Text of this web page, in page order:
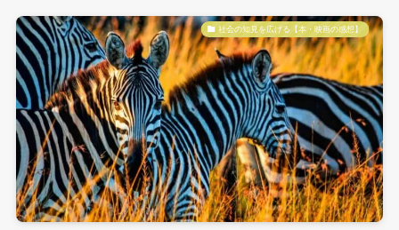
社会の知見を広げる【本・映画の感想】